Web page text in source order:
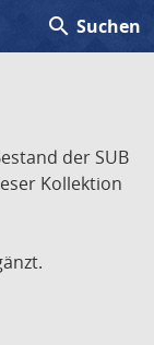
search Suchen
der SUB
Kollektion